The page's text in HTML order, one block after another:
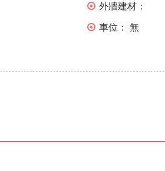
外牆建材：
車位： 無